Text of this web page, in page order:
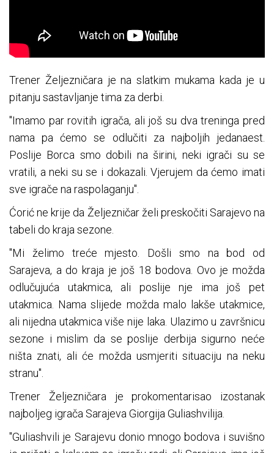
Trener Željezničara je na slatkim mukama kada je u
pitanju sastavljanje tima za derbi.
"Imamo par rovitih igrača, ali još su dva treninga pred
nama pa ćemo se odlučiti za najboljih jedanaest.
Poslije Borca smo dobili na širini, neki igrači su se
vratili, a neki su se i dokazali. Vjerujem da ćemo imati
sve igrače na raspolaganju".
Ćorić ne krije da Željezničar želi preskočiti Sarajevo na
tabeli do kraja sezone.
"Mi želimo treće mjesto. Došli smo na bod od
Sarajeva, a do kraja je još 18 bodova. Ovo je možda
odlučujuća utakmica, ali poslije nje ima još pet
utakmica. Nama slijede možda malo lakše utakmice,
ali nijedna utakmica više nije laka. Ulazimo u završnicu
sezone i mislim da se poslije derbija sigurno neće
ništa znati, ali će možda usmjeriti situaciju na neku
stranu".
Trener Željezničara je prokomentarisao izostanak
najboljeg igrača Sarajeva Giorgija Guliashvilija.
"Guliashvili je Sarajevu donio mnogo bodova i suvišno